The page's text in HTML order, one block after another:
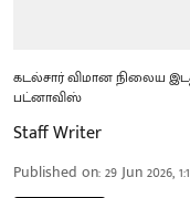
கடல்சார் விமான நிலைய
பட்னாவிஸ்
Staff Writer
Published on:29 Jun 2026,